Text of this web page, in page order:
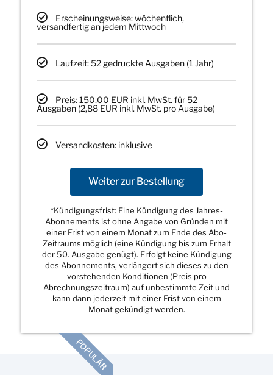
Erscheinungsweise: wöchentlich,
versandfertig an jedem Mittwoch
Laufzeit: 52 gedruckte Ausgaben (1 Jahr)
Preis: 150,00 EUR inkl. MwSt. für 52
Ausgaben (2,88 EUR inkl. MwSt. pro Ausgabe)
Versandkosten: inklusive
Weiter zur Bestellung
*Kündigungsfrist: Eine Kündigung des Jahres-
Abonnements ist ohne Angabe von Gründen mit
einer Frist von einem Monat zum Ende des Abo-
Zeitraums möglich (eine Kündigung bis zum Erhalt
der 50. Ausgabe genügt). Erfolgt keine Kündigung
des Abonnements, verlängert sich dieses zu den
vorstehenden Konditionen (Preis pro
Abrechnungszeitraum) auf unbestimmte Zeit und
kann dann jederzeit mit einer Frist von einem
Monat gekündigt werden.
POPULÄR